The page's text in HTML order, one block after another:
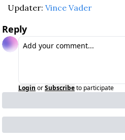
Updater: Vince Vader
Reply
Login orSubscribeto participate